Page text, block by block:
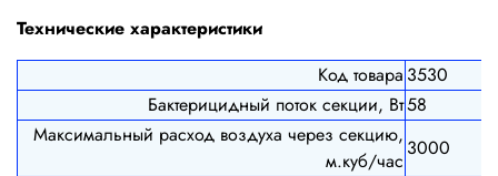
Технические характеристики
Код товара 3530
Бактерицидный поток секции, Вт58
Максимальный расход воздуха через секцию,
м.куб/час
3000